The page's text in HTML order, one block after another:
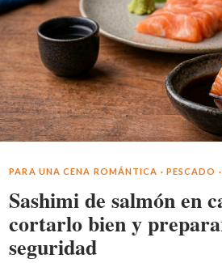
PARA UNA CENA ROMÁNTICA · PESCADO ·
Sashimi de salmón en
cortarlo bien y
seguridad